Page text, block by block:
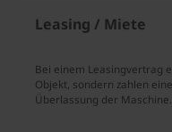
Leasing / Miete
Bei einem Leasingvertrag
Objekt, sondern zahlen
Überlassung der Maschine.